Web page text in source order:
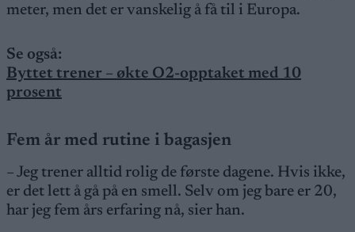
meter, men det er vanskelig å få til i Europa.
Se også:
Byttet trener – økte O2-opptaket med 10
prosent
Fem år med rutine i bagasjen
– Jeg trener alltid rolig de første dagene. Hvis ikke,
er det lett å gå på en smell. Selv om jeg bare er 20,
har jeg fem års erfaring nå, sier han.